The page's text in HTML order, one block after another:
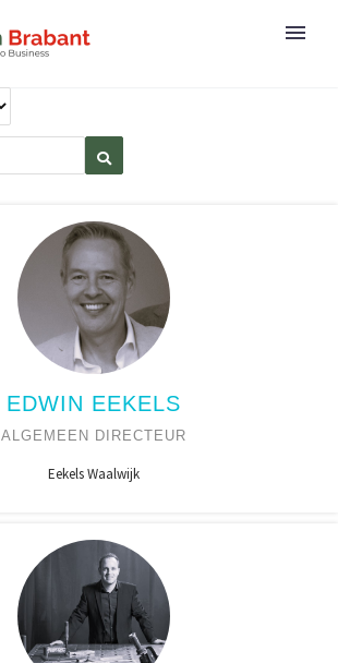
EDWIN EEKELS
ALGEMEEN DIRECTEUR
Eekels Waalwijk